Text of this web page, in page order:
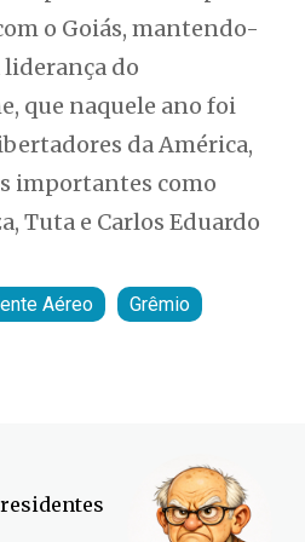
o Goiás, mantendo-
liderança do
que naquele ano foi
da América,
importantes como
Tuta e Carlos Eduardo
Aéreo Grêmio